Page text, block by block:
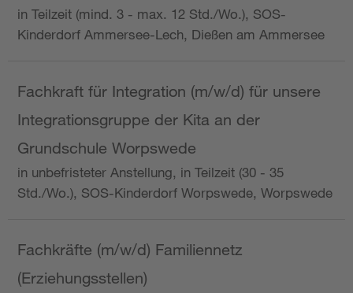
in Teilzeit (mind. 3 - max. 12 Std./Wo.), SOS-
Kinderdorf Ammersee-Lech, Dießen am Ammersee
Fachkraft für Integration (m/w/d) für unsere
Integrationsgruppe der Kita an der
Grundschule Worpswede
in unbefristeter Anstellung, in Teilzeit (30 - 35
Std./Wo.), SOS-Kinderdorf Worpswede, Worpswede
Fachkräfte (m/w/d) Familiennetz
(Erziehungsstellen)